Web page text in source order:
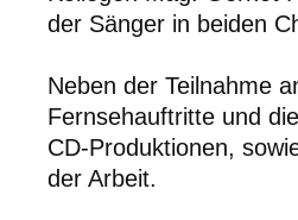
der Sänger in beiden
Neben der Teilnahme
Fernsehauftritte und
CD-Produktionen,
der Arbeit.